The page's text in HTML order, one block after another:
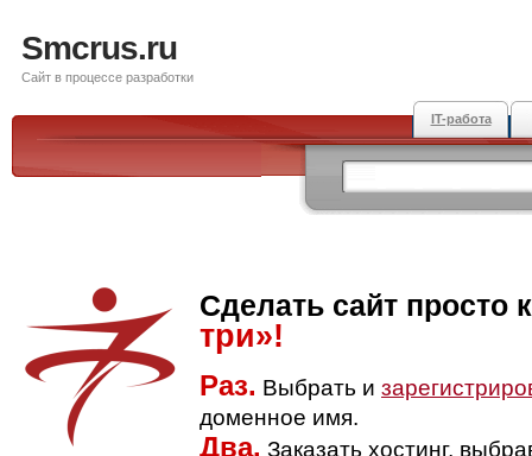
Smcrus.ru
Сайт в процессе разработки
IT-работа
Сделать сайт просто
три»!
Раз. Выбрать и
доменное имя.
Два. Заказать хостинг,